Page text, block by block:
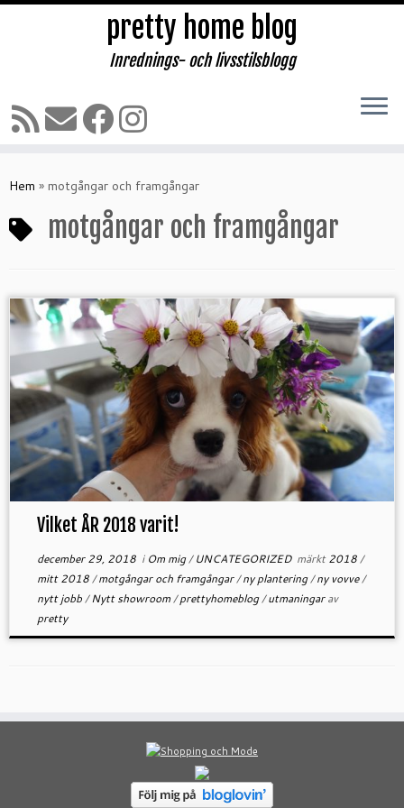
till
pretty home blog
Inrednings- och livsstilsblogg
Hem » motgångar och framgångar
motgångar och framgångar
Vilket ÅR 2018 varit!
december 29, 2018i Om mig/UNCATEGORIZED märkt2018/
mitt 2018/motgångar och framgångar/ny plantering/ny vovve/
nytt jobb/Nytt showroom/prettyhomeblog/utmaningarav
pretty